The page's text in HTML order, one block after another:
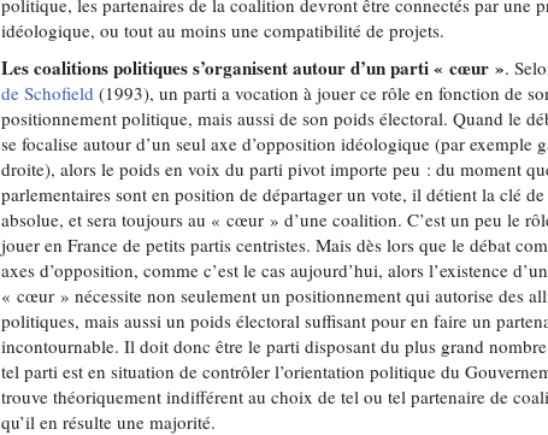
politique, les partenaires de la coalition devront être connectés par une
idéologique, ou tout au moins une compatibilité de projets.
Les coalitions politiques s’organisent autour d’un parti « cœur ».
de Schofield (1993), un parti a vocation à jouer ce rôle en fonction de
positionnement politique, mais aussi de son poids électoral. Quand le
se focalise autour d’un seul axe d’opposition idéologique (par exemple
droite), alors le poids en voix du parti pivot importe peu : du moment
parlementaires sont en position de départager un vote, il détient la clé
absolue, et sera toujours au « cœur » d’une coalition. C’est un peu le
jouer en France de petits partis centristes. Mais dès lors que le débat
axes d’opposition, comme c’est le cas aujourd’hui, alors l’existence
« cœur » nécessite non seulement un positionnement qui autorise des
politiques, mais aussi un poids électoral suffisant pour en faire un
incontournable. Il doit donc être le parti disposant du plus grand
tel parti est en situation de contrôler l’orientation politique du
trouve théoriquement indifférent au choix de tel ou tel partenaire de
qu’il en résulte une majorité.